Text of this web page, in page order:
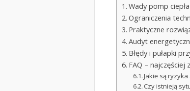
Wady pomp
Ograniczenia
Praktyczne
Audyt
Błędy i pułapki
FAQ – najczęściej
Jakie są
Czy istnieją